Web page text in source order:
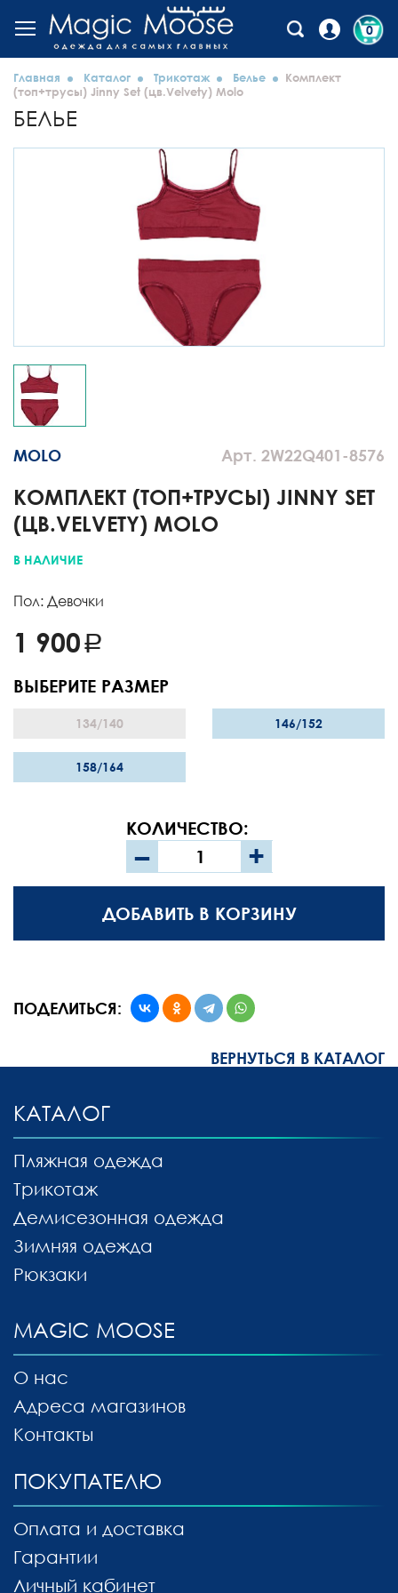
0
Главная Каталог Трикотаж Белье
Комплект
(топ+трусы) Jinny Set (цв.Velvety) Molo
БЕЛЬЕ
Арт. 2W22Q401-8576
MOLO
КОМПЛЕКТ (ТОП+ТРУСЫ) JINNY SET
(ЦВ.VELVETY) MOLO
В НАЛИЧИЕ
Пол: Девочки
1 900
ВЫБЕРИТЕ РАЗМЕР
134/140 146/152
158/164
КОЛИЧЕСТВО:
– +
ДОБАВИТЬ В КОРЗИНУ
ПОДЕЛИТЬСЯ:
ВЕРНУТЬСЯ В КАТАЛОГ
MAGIC MOOSE
О нас
Адреса магазинов
Контакты
КАТАЛОГ
Пляжная одежда
Трикотаж
Демисезонная одежда
Зимняя одежда
Рюкзаки
ПОКУПАТЕЛЮ
Оплата и доставка
Гарантии
Личный кабинет